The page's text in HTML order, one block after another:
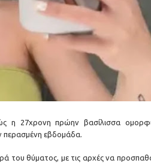
η 27χρονη πρώην βασίλισσα
περασμένη εβδομάδα.
του θύματος, με τις αρχές να